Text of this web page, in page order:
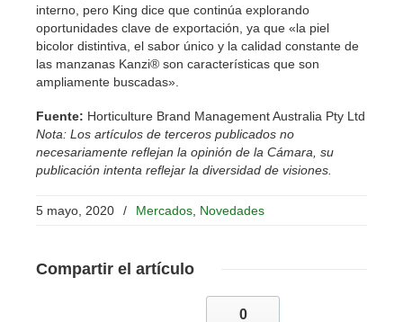
interno, pero King dice que continúa explorando
oportunidades clave de exportación, ya que «la piel
bicolor distintiva, el sabor único y la calidad constante de
las manzanas Kanzi® son características que son
ampliamente buscadas».
Fuente: Horticulture Brand Management Australia Pty Ltd
Nota: Los artículos de terceros publicados no
necesariamente reflejan la opinión de la Cámara, su
publicación intenta reflejar la diversidad de visiones.
5 mayo, 2020 / Mercados Novedades
Compartir el artículo
0